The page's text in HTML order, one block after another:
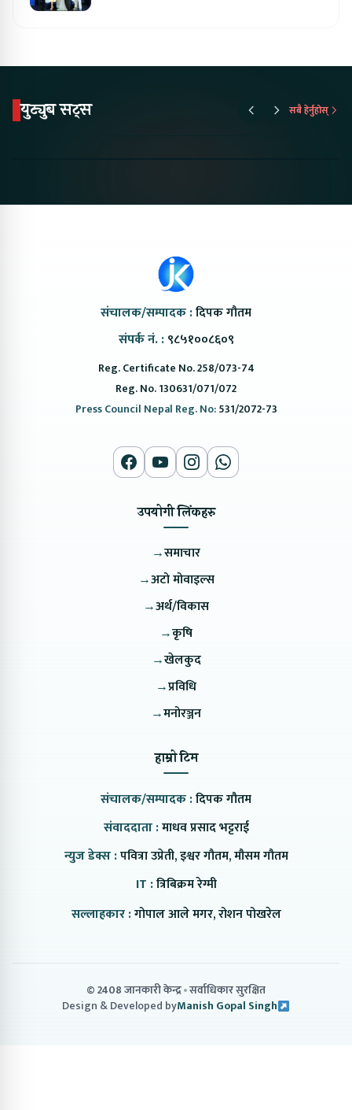
युट्युब सट्स सबै हेर्नुहोस्
संचालक/सम्पादक :दिपक गौतम
संपर्क नं. : ९८५१००८६०९
Reg. Certificate No. 258/073-74
Reg. No. 130631/071/072
Press Council Nepal Reg. No:531/2072-73
उपयोगी लिंकहरु
→समाचार
→अटो मोवाइल्स
→अर्थ/विकास
→कृषि
→खेलकुद
→प्रविधि
→मनोरञ्जन
हाम्रो टिम
संचालक/सम्पादक :दिपक गौतम
संवाददाता :माधव प्रसाद भट्टराई
न्युज डेक्स :पवित्रा उप्रेती, इश्वर गौतम, मौसम गौतम
IT :त्रिबिक्रम रेग्मी
सल्लाहकार :गोपाल आले मगर, रोशन पोखरेल
© 2408 जानकारी केन्द्र सर्वाधिकार सुरक्षित
Design & Developed byManish Gopal Singh